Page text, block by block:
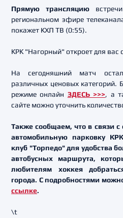
Прямую трансляцию
региональном эфире
покажет КХЛ ТВ (0:55).
КРК "Нагорный" откроет для вас
На сегодняшний матч
различных ценовых категорий.
режиме онлайн ЗДЕСЬ >>>, а
сайте можно уточнить
Также сообщаем, что в связи
автомобильную парковку
клуб "Торпедо" для удобства
автобусных маршрута,
любителям хоккея
города. С подробностями
ссылке.
\t